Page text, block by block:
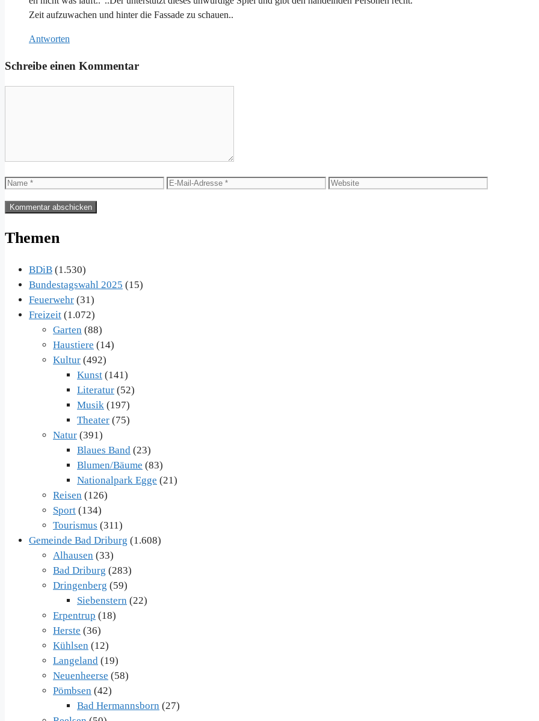
Zeit aufzuwachen und hinter die Fassade zu schauen..
Antworten
Schreibe einen Kommentar
Name
E-
Website
Themen
BDiB (1.530)
Bundestagswahl 2025 (15)
Feuerwehr (31)
Freizeit (1.072)
Garten (88)
Haustiere (14)
Kultur (492)
Kunst (141)
Literatur (52)
Musik (197)
Theater (75)
Natur (391)
Blaues Band (23)
Blumen/Bäume (83)
Nationalpark Egge (21)
Reisen (126)
Sport (134)
Tourismus (311)
Gemeinde Bad Driburg (1.608)
Alhausen (33)
Bad Driburg (283)
Dringenberg (59)
Siebenstern (22)
Erpentrup (18)
Herste (36)
Kühlsen (12)
Langeland (19)
Neuenheerse (58)
Pömbsen (42)
Bad Hermannsborn (27)